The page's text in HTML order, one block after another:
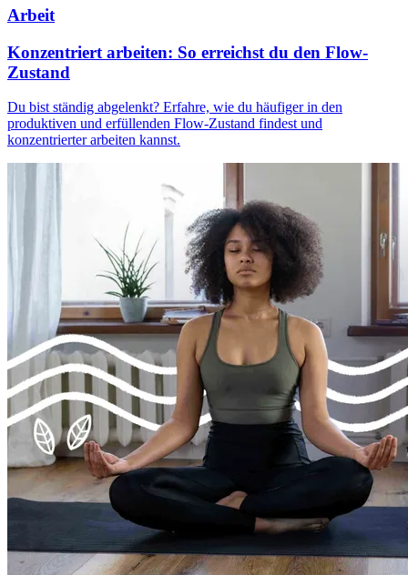
Arbeit
Konzentriert arbeiten: So erreichst du den Flow-
Zustand
Du bist ständig abgelenkt? Erfahre, wie du häufiger in den
produktiven und erfüllenden Flow-Zustand findest und
konzentrierter arbeiten kannst.